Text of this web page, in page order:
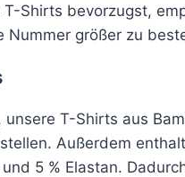
Shirts bevorzugst,
Nummer größer zu
T-Shirts aus
Außerdem
5 % Elastan.